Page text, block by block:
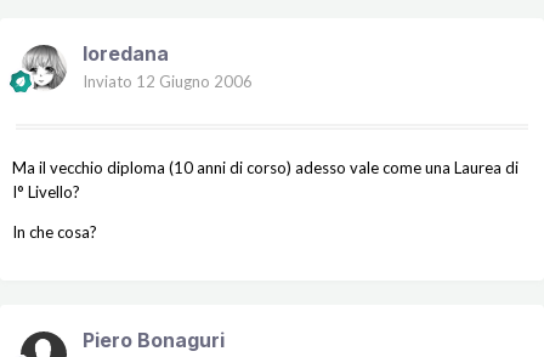
loredana
Inviato 12 Giugno 2006
Ma il vecchio diploma (10 anni di corso) adesso vale come una Laurea di
I° Livello?
In che cosa?
Piero Bonaguri